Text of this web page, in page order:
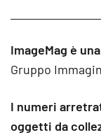
ImageMag è
Gruppo
I numeri
oggetti da